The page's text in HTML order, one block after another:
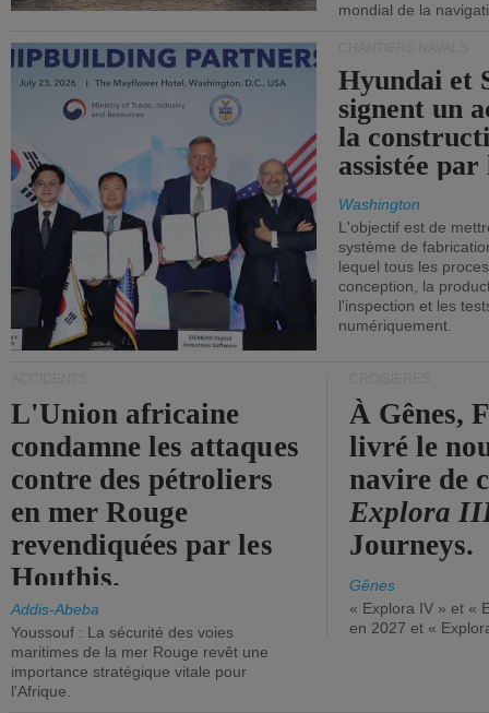
mondial de la
Hyundai et
signent un
la
assistée
Washington
L'objectif est de
système de
lequel tous les
conception, la
l'inspection et les
numériquement.
L'Union africaine
condamne les attaques
contre des pétroliers
en mer Rouge
revendiquées par les
Houthis.
Addis-Abeba
Youssouf : La sécurité des voies
maritimes de la mer Rouge revêt une
importance stratégique vitale pour
l'Afrique.
À Gênes,
livré le
navire de
Explora
Journeys.
Gênes
« Explora IV » et «
en 2027 et «